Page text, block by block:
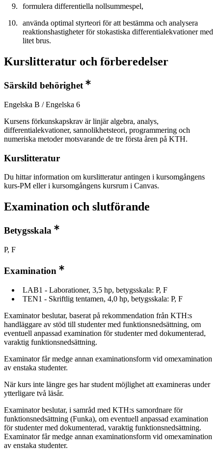
formulera differentiella nollsummespel,
använda optimal styrteori för att bestämma och analysera
reaktionshastigheter för stokastiska differentialekvationer med
litet brus.
Kurslitteratur och förberedelser
Särskild behörighet
Engelska B / Engelska 6
Kursens förkunskapskrav är linjär algebra, analys,
differentialekvationer, sannolikhetsteori, programmering och
numeriska metoder motsvarande de tre första åren på KTH.
Kurslitteratur
Du hittar information om kurslitteratur antingen i kursomgångens
kurs-PM eller i kursomgångens kursrum i Canvas.
Examination och slutförande
Betygsskala
P, F
Examination
LAB1 - Laborationer, 3,5 hp, betygsskala: P, F
TEN1 - Skriftlig tentamen, 4,0 hp, betygsskala: P, F
Examinator beslutar, baserat på rekommendation från KTH:s
handläggare av stöd till studenter med funktionsnedsättning, om
eventuell anpassad examination för studenter med dokumenterad,
varaktig funktionsnedsättning.
Examinator får medge annan examinationsform vid omexamination
av enstaka studenter.
När kurs inte längre ges har student möjlighet att examineras under
ytterligare två läsår.
Examinator beslutar, i samråd med KTH:s samordnare för
funktionsnedsättning (Funka), om eventuell anpassad examination
för studenter med dokumenterad, varaktig funktionsnedsättning.
Examinator får medge annan examinationsform vid omexamination
av enstaka studenter.